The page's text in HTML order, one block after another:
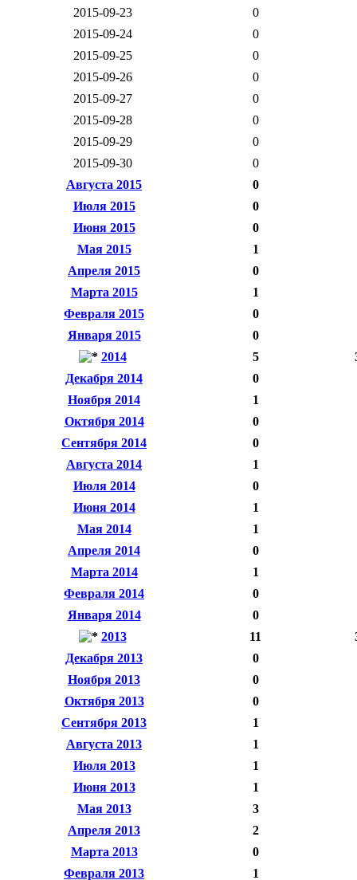
2015-09-23
0
2015-09-24
0
2015-09-25
0
2015-09-26
0
2015-09-27
0
2015-09-28
0
2015-09-29
0
2015-09-30
0
Августа 2015
0
Июля 2015
0
Июня 2015
0
Мая 2015
1
Апреля 2015
0
Марта 2015
1
Февраля 2015
0
Января 2015
0
2014
5
Декабря 2014
0
Ноября 2014
1
Октября 2014
0
Сентября 2014
0
Августа 2014
1
Июля 2014
0
Июня 2014
1
Мая 2014
1
Апреля 2014
0
Марта 2014
1
Февраля 2014
0
Января 2014
0
2013
11
Декабря 2013
0
Ноября 2013
0
Октября 2013
0
Сентября 2013
1
Августа 2013
1
Июля 2013
1
Июня 2013
1
Мая 2013
3
Апреля 2013
2
Марта 2013
0
Февраля 2013
1